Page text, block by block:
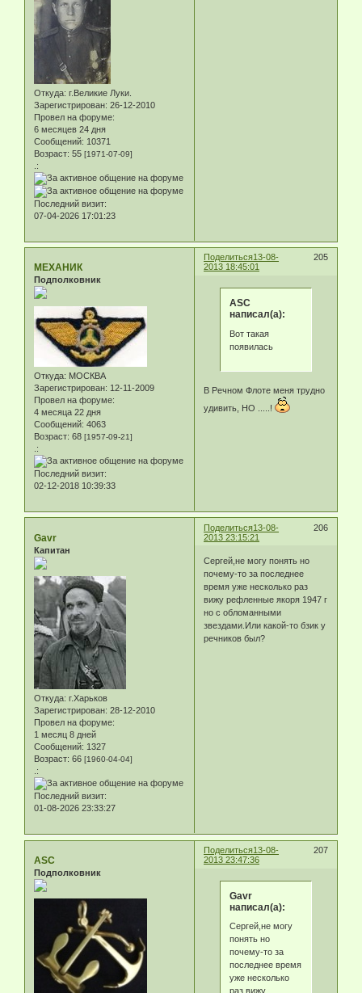
Откуда: г.Великие Луки.
Зарегистрирован: 26-12-2010
Провел на форуме:
6 месяцев 24 дня
Сообщений: 10371
Возраст: 55 [1971-07-09]
.:
Последний визит:
07-04-2026 17:01:23
Поделиться 205
13-08-
2013 18:45:01
МЕХАНИК
Подполковник
Откуда: МОСКВА
Зарегистрирован: 12-11-2009
Провел на форуме:
4 месяца 22 дня
Сообщений: 4063
Возраст: 68 [1957-09-21]
.:
Последний визит:
02-12-2018 10:39:33
ASC
написал(а):
Вот такая
появилась
В Речном Флоте меня трудно
удивить, НО .....!
Поделиться 206
13-08-
2013 23:15:21
Gavr
Капитан
Откуда: г.Харьков
Зарегистрирован: 28-12-2010
Провел на форуме:
1 месяц 8 дней
Сообщений: 1327
Возраст: 66 [1960-04-04]
.:
Последний визит:
01-08-2026 23:33:27
Сергей,не могу понять но
почему-то за последнее
время уже несколько раз
вижу рефленные якоря 1947 г
но с обломанными
звездами.Или какой-то бзик у
речников был?
Поделиться 207
13-08-
2013 23:47:36
ASC
Подполковник
Gavr
написал(а):
Сергей,не могу
понять но
почему-то за
последнее время
уже несколько
раз вижу